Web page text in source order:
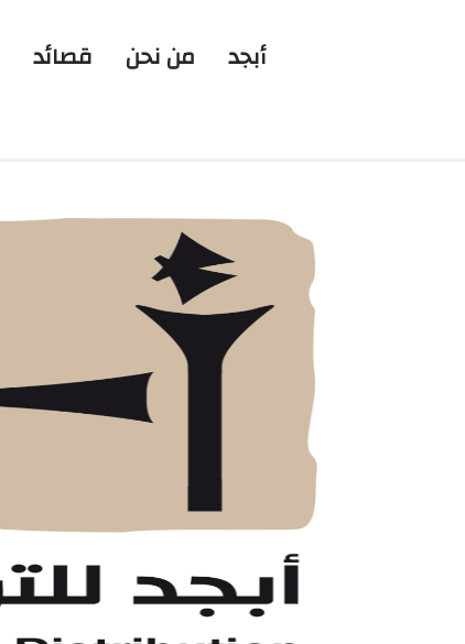
قصائد من نحن
أبجد